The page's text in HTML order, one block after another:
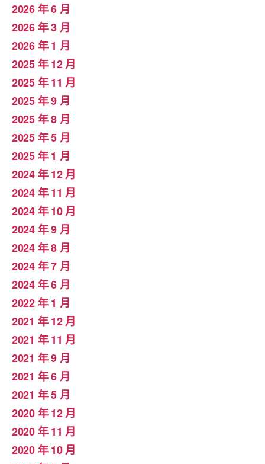
2026 年 6 月
2026 年 3 月
2026 年 1 月
2025 年 12 月
2025 年 11 月
2025 年 9 月
2025 年 8 月
2025 年 5 月
2025 年 1 月
2024 年 12 月
2024 年 11 月
2024 年 10 月
2024 年 9 月
2024 年 8 月
2024 年 7 月
2024 年 6 月
2022 年 1 月
2021 年 12 月
2021 年 11 月
2021 年 9 月
2021 年 6 月
2021 年 5 月
2020 年 12 月
2020 年 11 月
2020 年 10 月